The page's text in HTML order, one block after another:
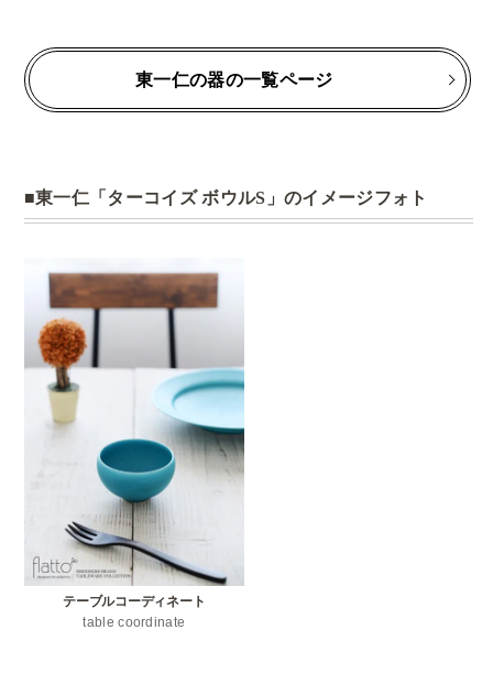
東一仁の器の一覧ページ
東一仁「ターコイズ ボウルS」のイメージフォト
テーブルコーディネート
table coordinate